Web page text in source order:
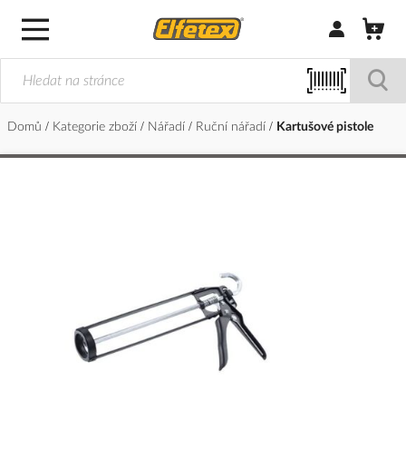
Přihlásit/
Domů Kategorie zboží Nářadí Ruční nářadí Kartušové pistole